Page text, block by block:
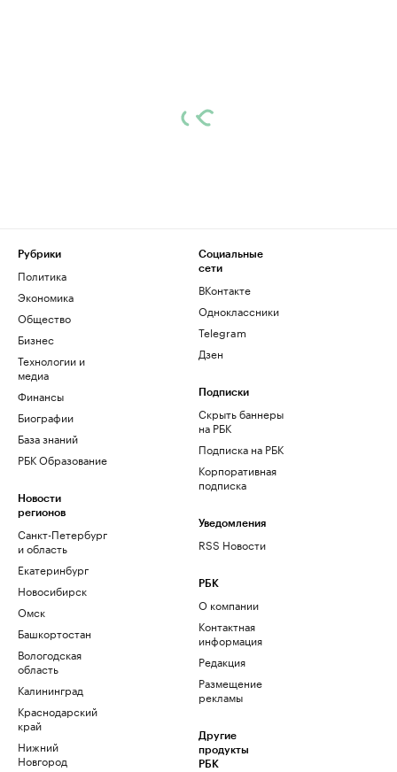
Рубрики
Политика
Экономика
Общество
Бизнес
Технологии и
медиа
Финансы
Биографии
База знаний
РБК Образование
Новости
регионов
Санкт-Петербург
и область
Екатеринбург
Новосибирск
Омск
Башкортостан
Вологодская
область
Калининград
Краснодарский
край
Нижний
Новгород
Социальные
сети
ВКонтакте
Одноклассники
Telegram
Дзен
Подписки
Скрыть баннеры
на РБК
Подписка на РБК
Корпоративная
подписка
Уведомления
RSS Новости
РБК
О компании
Контактная
информация
Редакция
Размещение
рекламы
Другие
продукты
РБК